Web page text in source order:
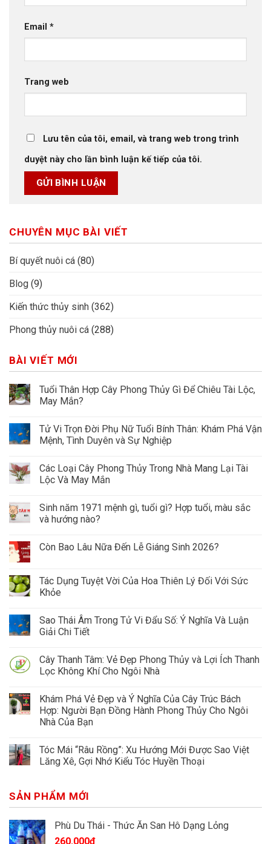
Email *
Trang web
Lưu tên của tôi, email, và trang web trong trình
duyệt này cho lần bình luận kế tiếp của tôi.
CHUYÊN MỤC BÀI VIẾT
Bí quyết nuôi cá (80)
Blog (9)
Kiến thức thủy sinh (362)
Phong thủy nuôi cá (288)
BÀI VIẾT MỚI
Tuổi Thân Hợp Cây Phong Thủy Gì Để Chiêu Tài Lộc,
May Mắn?
Tử Vi Trọn Đời Phụ Nữ Tuổi Bính Thân: Khám Phá Vận
Mệnh, Tình Duyên và Sự Nghiệp
Các Loại Cây Phong Thủy Trong Nhà Mang Lại Tài
Lộc Và May Mắn
Sinh năm 1971 mệnh gì, tuổi gì? Hợp tuổi, màu sắc
và hướng nào?
Còn Bao Lâu Nữa Đến Lễ Giáng Sinh 2026?
Tác Dụng Tuyệt Vời Của Hoa Thiên Lý Đối Với Sức
Khỏe
Sao Thái Âm Trong Tử Vi Đẩu Số: Ý Nghĩa Và Luận
Giải Chi Tiết
Cây Thanh Tâm: Vẻ Đẹp Phong Thủy và Lợi Ích Thanh
Lọc Không Khí Cho Ngôi Nhà
Khám Phá Vẻ Đẹp và Ý Nghĩa Của Cây Trúc Bách
Hợp: Người Bạn Đồng Hành Phong Thủy Cho Ngôi
Nhà Của Bạn
Tóc Mái “Râu Rồng”: Xu Hướng Mới Được Sao Việt
Lăng Xê, Gợi Nhớ Kiểu Tóc Huyền Thoại
SẢN PHẨM MỚI
Phù Du Thái - Thức Ăn San Hô Dạng Lỏng
260.000₫